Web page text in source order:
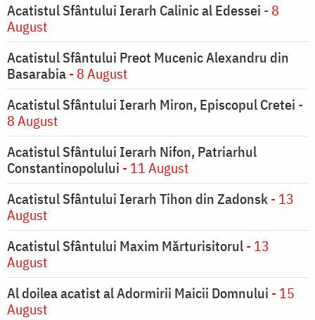
Acatistul Sfântului Ierarh Calinic al Edessei - 8
August
Acatistul Sfântului Preot Mucenic Alexandru din
Basarabia- 8 August
Acatistul Sfântului Ierarh Miron, Episcopul Cretei -
8 August
Acatistul Sfântului Ierarh Nifon, Patriarhul
Constantinopolului - 11 August
Acatistul Sfântului Ierarh Tihon din Zadonsk- 13
August
Acatistul Sfântului Maxim Mărturisitorul- 13
August
Al doilea acatist al Adormirii Maicii Domnului - 15
August